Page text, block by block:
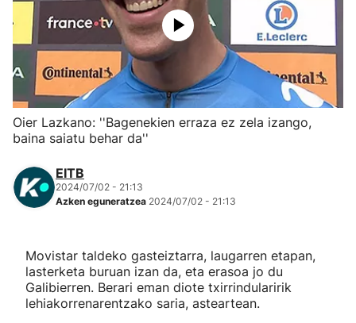
Herri-kirolak
Eskubaloia
Kirolak 360
Mendi-lasterketak
"Helmuga"
Oier Lazkano: ''Bagenekien erraza ez zela izango,
baina saiatu behar da''
EITB
2024/07/02 - 21:13
Azken eguneratzea 2024/07/02 - 21:13
Movistar taldeko gasteiztarra, laugarren etapan,
lasterketa buruan izan da, eta erasoa jo du
Galibierren. Berari eman diote txirrindularirik
lehiakorrenarentzako saria, asteartean.